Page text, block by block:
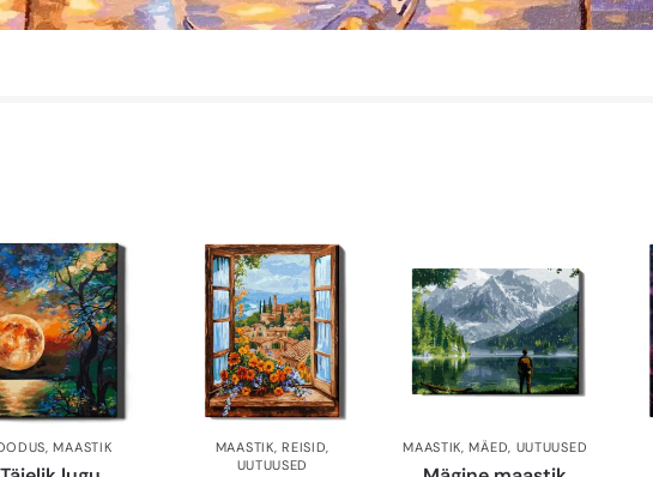
,MAASTIK MAASTIK ,REISID
UUTUUSED
MAASTIK ,MÄED UUTUUSED